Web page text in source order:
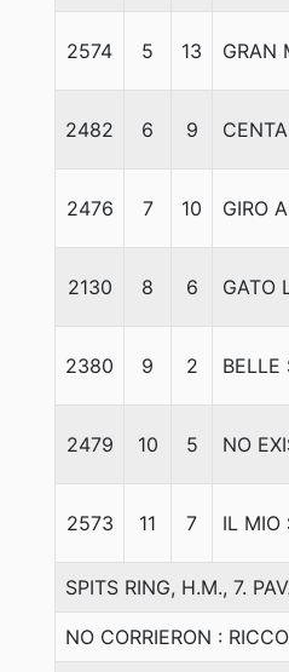
2574 5 13 GRAN
2482 6 9
2476 7 10 GIRO
2130 8 6 GATO
2380 9 2 BELLE
2479 10 5 NO
2573 11 7 IL MIO
SPITS RING, H.M., 7.
NO CORRIERON :